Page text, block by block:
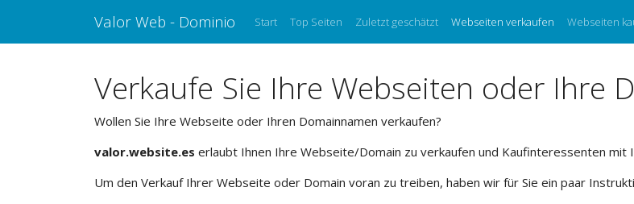
Valor Web - Dominio Start Top Seiten Zuletzt geschätzt Webseiten verkaufen Webseiten
Verkaufe Sie Ihre Webseiten oder Ihre
Wollen Sie Ihre Webseite oder Ihren Domainnamen verkaufen?
valor.website.es erlaubt Ihnen Ihre Webseite/Domain zu verkaufen und Kaufinteressenten mit
Um den Verkauf Ihrer Webseite oder Domain voran zu treiben, haben wir für Sie ein paar